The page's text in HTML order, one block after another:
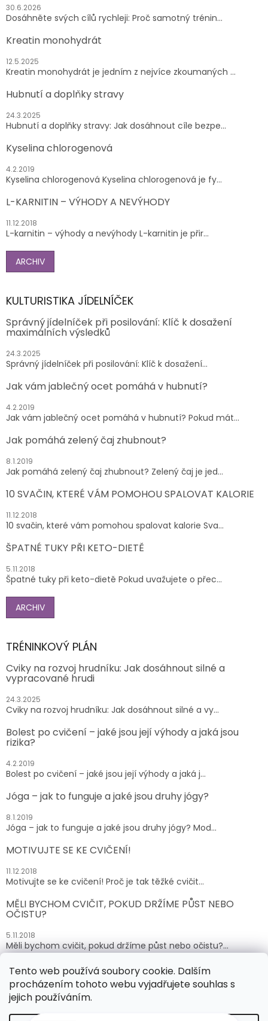
Tento web používá soubory cookie. Dalším
procházením tohoto webu vyjadřujete souhlas s
jejich používáním.
30.6.2026
Dosáhněte svých cílů rychleji: Proč samotný trénin...
Kreatin monohydrát
12.5.2025
Kreatin monohydrát je jedním z nejvíce zkoumaných ...
Hubnutí a doplňky stravy
24.3.2025
Hubnutí a doplňky stravy: Jak dosáhnout cíle bezpe...
Kyselina chlorogenová
4.2.2019
Kyselina chlorogenová Kyselina chlorogenová je fy...
L-KARNITIN – VÝHODY A NEVÝHODY
11.12.2018
L-karnitin – výhody a nevýhody L-karnitin je přir...
ARCHIV
KULTURISTIKA JÍDELNÍČEK
Správný jídelníček při posilování: Klíč k dosažení
maximálních výsledků
24.3.2025
Správný jídelníček při posilování: Klíč k dosažení...
Jak vám jablečný ocet pomáhá v hubnutí?
4.2.2019
Jak vám jablečný ocet pomáhá v hubnutí? Pokud mát...
Jak pomáhá zelený čaj zhubnout?
8.1.2019
Jak pomáhá zelený čaj zhubnout? Zelený čaj je jed...
10 SVAČIN, KTERÉ VÁM POMOHOU SPALOVAT KALORIE
11.12.2018
10 svačin, které vám pomohou spalovat kalorie Sva...
ŠPATNÉ TUKY PŘI KETO-DIETĚ
5.11.2018
Špatné tuky při keto-dietě Pokud uvažujete o přec...
ARCHIV
TRÉNINKOVÝ PLÁN
Cviky na rozvoj hrudníku: Jak dosáhnout silné a
vypracované hrudi
24.3.2025
Cviky na rozvoj hrudníku: Jak dosáhnout silné a vy...
Bolest po cvičení – jaké jsou její výhody a jaká jsou
rizika?
4.2.2019
Bolest po cvičení – jaké jsou její výhody a jaká j...
Jóga – jak to funguje a jaké jsou druhy jógy?
8.1.2019
Jóga – jak to funguje a jaké jsou druhy jógy? Mod...
MOTIVUJTE SE KE CVIČENÍ!
11.12.2018
Motivujte se ke cvičení! Proč je tak těžké cvičit...
MĚLI BYCHOM CVIČIT, POKUD DRŽÍME PŮST NEBO
OČISTU?
5.11.2018
Měli bychom cvičit, pokud držíme půst nebo očistu?...
ARCHIV